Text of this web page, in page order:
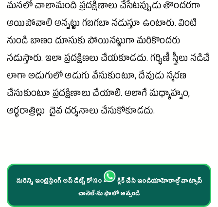
మనలో చాలామంది ప్రదక్షిణాలు చేసేటప్పుడు తొందరగా
అయిపోవాలి అన్నట్టు గబగబా నడుస్తూ ఉంటారు. వింటి
నుండి బాణం దూసుకు పోయినట్టుగా మరికొందరు
నడుస్తారు. ఇలా ప్రదక్షిణలు చేయకూడదు. గర్భిణీ స్త్రీలు నడిచే
లాగా అడుగులో అడుగు వేసుకుంటూ, దేవుడు స్మరణ
చేసుకుంటూ ప్రదక్షిణాలు చేయాలి. అలాగే మధ్యాహ్నం,
అర్ధరాత్రిల్లు దైవ దర్శనాలు చేసుకోకూడదు.
మరిన్ని ఇంట్రెస్టింగ్ అప్ డేట్స్ కోసం
క్లిక్ చేసి ఇండియాహెరాల్డ్ వాట్సాప్
చానెల్·ను ఫాలో అవ్వండి